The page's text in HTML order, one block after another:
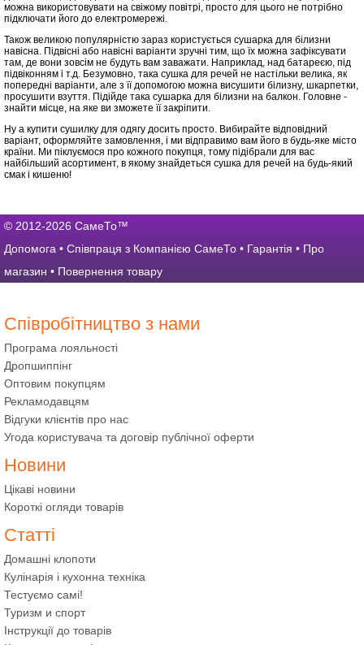
можна використовувати на свіжому повітрі, просто для цього не потрібно
підключати його до електромережі.
Також великою популярністю зараз користується сушарка для білизни
навісна. Підвісні або навісні варіанти зручні тим, що їх можна зафіксувати
там, де вони зовсім не будуть вам заважати. Наприклад, над батареєю, під
підвіконням і т.д. Безумовно, така сушка для речей не настільки велика, як
попередні варіанти, але з її допомогою можна висушити білизну, шкарпетки,
просушити взуття. Підійде така сушарка для білизни на балкон. Головне -
знайти місце, на яке ви зможете її закріпити.
Ну а купити сушилку для одягу досить просто. Вибирайте відповідний
варіант, оформляйте замовлення, і ми відправимо вам його в будь-яке місто
країни. Ми піклуємося про кожного покупця, тому підібрали для вас
найбільший асортимент, в якому знайдеться сушка для речей на будь-який
смак і кишеню!
© 2012-2026 СамеТо™
Допомога • Співпраця з Компанією СамеТо • Гарантія • Про
магазин • Повернення товару
Співробітництво з нами
Програма лояльності
Дропшиппінг
Оптовим покупцям
Рекламодавцям
Відгуки клієнтів про нас
Угода користувача та договір публічної оферти
Новини
Цікаві новини
Короткі огляди товарів
Статті
Домашні клопоти
Кулінарія і кухонна техніка
Тестуємо самі!
Туризм и спорт
Інструкції до товарів